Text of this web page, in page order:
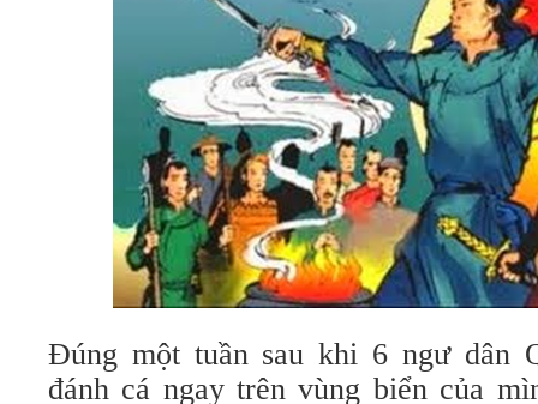
Đúng một tuần sau khi 6 ngư dân
đánh cá ngay trên vùng biển của